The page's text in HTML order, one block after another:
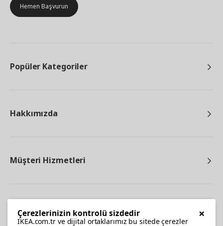
Hemen Başvurun
Popüler Kategoriler
Hakkımızda
Müşteri Hizmetleri
×
Çerezlerinizin kontrolü sizdedir
IKEA.com.tr ve dijital ortaklarımız bu sitede çerezler